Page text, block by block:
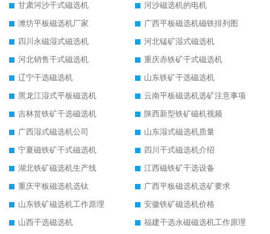
甘肃河沙干式磁选机
河沙磁选机的电机
潍坊平板磁选机厂家
广西平板磁选机磁铁排列图
四川永磁湿式磁选机
河北锰矿湿式磁选机
河北销售干式磁选机
重庆赤铁矿干式磁选机
辽宁干选磁选机
山东铁矿干选磁选机
黑龙江湿式平板磁选机
云南平板磁选机选矿注意事项
吉林贫铁矿干选磁选机
陕西新型铁矿磁机视频
广西湿式磁选机公司
山东湿式磁选机质量
宁夏磁铁矿干式磁选机
四川干式磁选机介绍
湖北铁矿磁选机生产线
江西磁铁矿干选设备
重庆平板磁选机选钛
广西平板磁选机选矿要求
山东铁矿磁选机工作原理
安徽铁矿磁选机价格
山西干选磁选机
福建干选永磁磁选机工作原理